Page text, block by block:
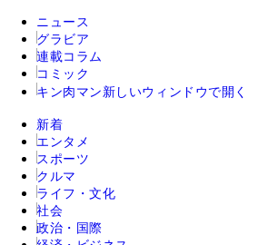
ニュース
グラビア
連載コラム
コミック
キン肉マン 新しいウィンドウで開く
新着
エンタメ
スポーツ
クルマ
ライフ・文化
社会
政治・国際